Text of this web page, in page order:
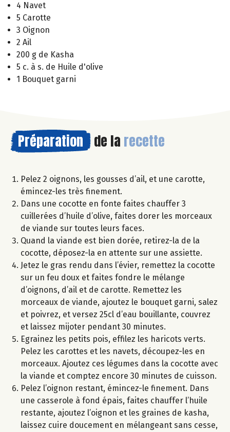
4 Navet
5 Carotte
3 Oignon
2 Ail
200 g de Kasha
5 c. à s. de Huile d'olive
1 Bouquet garni
Préparation de la recette
Pelez 2 oignons, les gousses d’ail, et une carotte,
émincez-les très finement.
Dans une cocotte en fonte faites chauffer 3
cuillerées d’huile d’olive, faites dorer les morceaux
de viande sur toutes leurs faces.
Quand la viande est bien dorée, retirez-la de la
cocotte, déposez-la en attente sur une assiette.
Jetez le gras rendu dans l’évier, remettez la cocotte
sur un feu doux et faites fondre le mélange
d’oignons, d’ail et de carotte. Remettez les
morceaux de viande, ajoutez le bouquet garni, salez
et poivrez, et versez 25cl d’eau bouillante, couvrez
et laissez mijoter pendant 30 minutes.
Egrainez les petits pois, effilez les haricots verts.
Pelez les carottes et les navets, découpez-les en
morceaux. Ajoutez ces légumes dans la cocotte avec
la viande et comptez encore 30 minutes de cuisson.
Pelez l’oignon restant, émincez-le finement. Dans
une casserole à fond épais, faites chauffer l’huile
restante, ajoutez l’oignon et les graines de kasha,
laissez cuire doucement en mélangeant sans cesse,